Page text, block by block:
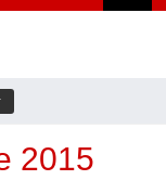
2015